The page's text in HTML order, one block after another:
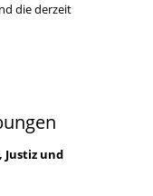
die derzeit
Justiz und